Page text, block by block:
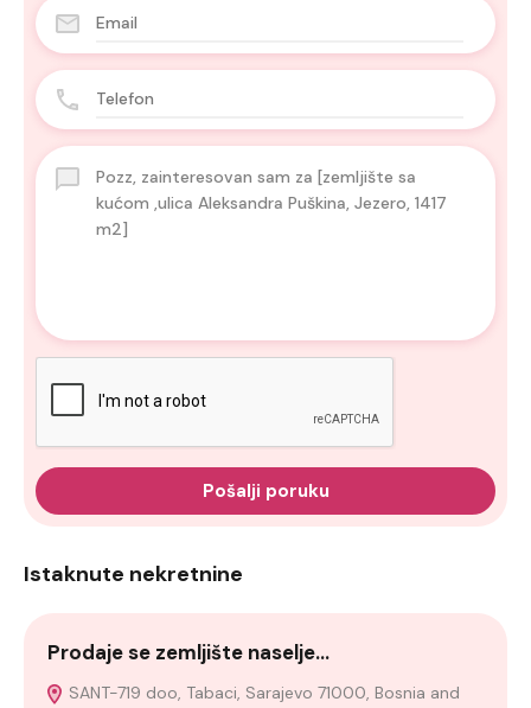
Pošalji poruku
Istaknute nekretnine
Prodaje se zemljište naselje…
SANT-719 doo, Tabaci, Sarajevo 71000, Bosnia and